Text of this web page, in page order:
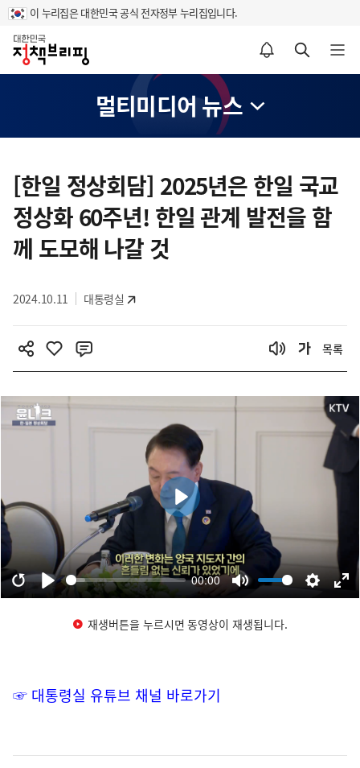
이 누리집은 대한민국 공식 전자정부 누리집입니다.
홈
알림설정 바로가기 검색 바로가기 메뉴 열기
멀티미디어 뉴스
텐
츠
영
역
[한일 정상회담] 2025년은 한일 국교
정상화 60주년! 한일 관계 발전을 함
께 도모해 나갈 것
2024.10.11 대통령실
목록
재생버튼을 누르시면 동영상이 재생됩니다.
☞ 대통령실 유튜브 채널 바로가기